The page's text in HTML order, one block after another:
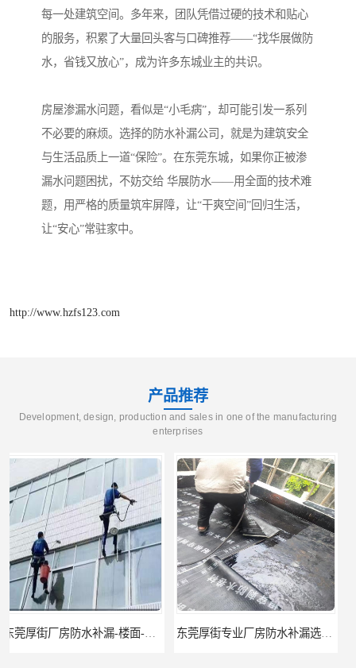
每一处建筑空间。多年来，团队凭借过硬的技术和贴心
的服务，积累了大量回头客与口碑推荐——“找华展做防
水，省钱又放心”，成为许多东城业主的共识。
房屋渗漏水问题，看似是“小毛病”，却可能引发一系列
不必要的麻烦。选择的防水补漏公司，就是为建筑安全
与生活品质上一道“保险”。在东莞东城，如果你正被渗
漏水问题困扰，不妨交给 华展防水——用全面的技术难
题，用严格的质量筑牢屏障，让“干爽空间”回归生活，
让“安心”常驻家中。
http://www.hzfs123.com
产品推荐
Development, design, production and sales in one of the manufacturing
enterprises